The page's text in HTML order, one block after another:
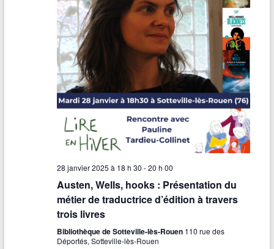
28 janvier 2025 à 18 h 30 -20 h 00
Austen, Wells, hooks : Présentation du
métier de traductrice d’édition à travers
trois livres
Bibliothèque de Sotteville-lès-Rouen 110 rue des
Déportés, Sotteville-lès-Rouen